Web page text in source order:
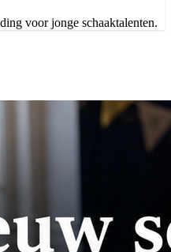
voor jonge schaaktalenten.